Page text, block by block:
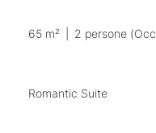
65 m² 2 persone
Romantic Suite